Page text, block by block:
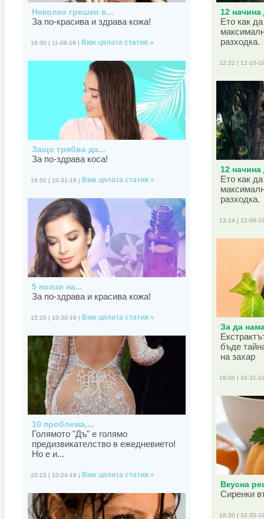
Няколко грешки в...
За по-красива и здрава кожа!
16:30 | 11-06-19 | Виж цялата статия »
Защо трябва да...
За по-здрава коса!
16:50 | 10-31-19 | Виж цялата статия »
5 ползи на...
За по-здрава и красива кожа!
15:20 | 10-30-19 | Виж цялата статия »
10 проблема,...
Голямото "Дъ" е голямо
предизвикателство в ежедневието!
Но е и...
20:23 | 10-24-19 | Виж цялата статия »
12 начина
Ето как
разходка.
12:32 | 12-10-
12 начина
Ето как
разходка.
13:14 | 12-06-
За да
бъде
на захар
19:00 | 10-31-
Вкусна
Сиренки
18:30 | 10-30-